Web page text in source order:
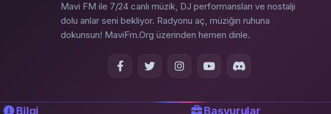
Mavi FM ile 7/24 canlı müzik, DJ performansları ve nostalji
dolu anlar seni bekliyor. Radyonu aç, müziğin ruhuna
dokunsun! MaviFm.Org üzerinden hemen dinle.
Bilgi Başvurular